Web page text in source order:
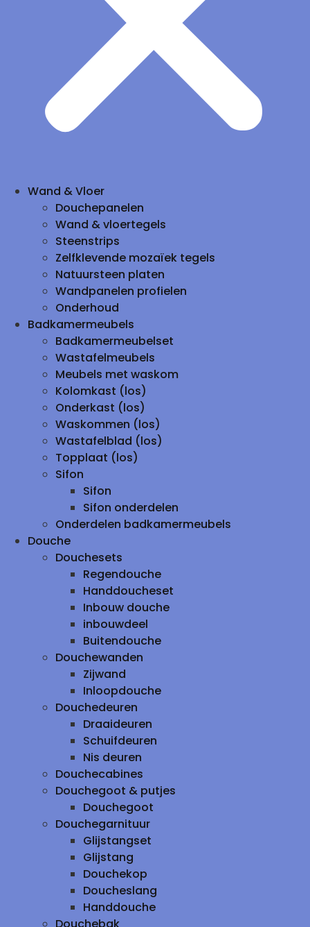
Wand & Vloer
Douchepanelen
Wand & vloertegels
Steenstrips
Zelfklevende mozaïek tegels
Natuursteen platen
Wandpanelen profielen
Onderhoud
Badkamermeubels
Badkamermeubelset
Wastafelmeubels
Meubels met waskom
Kolomkast (los)
Onderkast (los)
Waskommen (los)
Wastafelblad (los)
Topplaat (los)
Sifon
Sifon
Sifon onderdelen
Onderdelen badkamermeubels
Douche
Douchesets
Regendouche
Handdoucheset
Inbouw douche
inbouwdeel
Buitendouche
Douchewanden
Zijwand
Inloopdouche
Douchedeuren
Draaideuren
Schuifdeuren
Nis deuren
Douchecabines
Douchegoot & putjes
Douchegoot
Douchegarnituur
Glijstangset
Glijstang
Douchekop
Doucheslang
Handdouche
Douchebak